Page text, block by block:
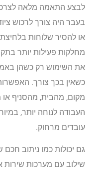
לבצע התאמה מלאה
בעבר היה צורך לרכוש
או להסיר שלוחות בלחיצת
מחלקות פעילות יותר
את השימוש רק כשהן באמת
כשאין בכך צורך.
מקום, מהבית, מהסניף או
העבודה לנוחה יותר,
עובדים מרחוק.
גם יכולות כמו ניתוב חכם
שילוב עם מערכות שירות